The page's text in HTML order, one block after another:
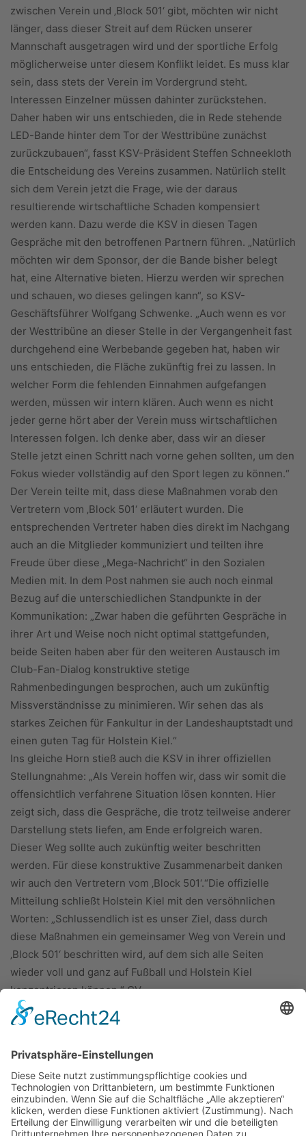
zwischen Verein und ‚Block 501‘ gibt, möchten wir nicht
länger, dass dieser Streit auf dem Rücken unserer
Mannschaft ausgetragen wird und der sportliche Erfolg
möglicherweise unter diesem Konflikt leidet. Es muss klar
sein, dass stets der Verein im Vordergrund steht.
Interessen Einzelner müssen dahinter zurückstehen.
Daher haben wir uns entschieden, die in Rede stehende
LED-Bande hinter dem Tor der Westtribüne zunächst
zurückzubauen“, fasst KSV-Präsident Steffen Schneekloth
die Entscheidung des Vereins zusammen. Natürlich stellt
sich dem Verein jetzt die Frage, wie der daraus
resultierende wirtschaftliche Schaden kompensiert
werden kann. Dazu werde die KSV in diesen Tagen
Gespräche mit den betroffenen Partnern führen. „Natürlich
möchten wir dem Sponsor, der die Bande bisher belegt
hat, eine Alternative bieten. Hierzu werden wir sprechen
und schauen, wo dieses gelingen kann“, so KSV-
Geschäftsführer Wolfgang Schwenke. „Auch wenn es vor
der Westtribüne an dieser Stelle in der Vergangenheit fast
durchgehend eine Werbebande gegeben hat, haben wir
uns entschieden, die Fläche zukünftig frei zu lassen. In
welcher Form die fehlenden Einnahmen aufgefangen
werden, müssen wir intern klären. Auch wenn es nicht
jeder gerne hört aber der Verein muss wirtschaftlichen
Interessen folgen. Ich denke aber, dass wir an dieser
Stelle jetzt einen Schritt nach vorne gehen sollten, um den
Fokus wieder vollständig auf den Sport legen zu können.“
Der Verein teilte mit, dass diese Maßnahmen vorab den
Vertretern vom ‚Block 501‘ erläutert wurden. Die
entsprechenden Vertreter haben dies direkt im Nachgang
auch an die Mitglieder kommuniziert und teilten ihre
Freude über diese „Mega-Nachricht“ in den Sozialen
Medien mit. In dem Post nahmen sie auch noch einmal
Bezug auf die unterschiedlichen Standpunkte in der
Kommunikation: „Zwar haben die geführten Gespräche in
ihrer Art und Weise noch nicht optimal stattgefunden,
beide Seiten haben aber für den weiteren Austausch im
Club-Fan-Dialog konstruktive stetige
Rahmenbedingungen besprochen, auch um zukünftig
Missverständnisse zu minimieren. Wir sehen das als
starkes Zeichen für Fankultur in der Landeshauptstadt und
einen guten Tag für Holstein Kiel.“
Ins gleiche Horn stieß auch die KSV in ihrer offiziellen
Stellungnahme: „Als Verein hoffen wir, dass wir somit die
offensichtlich verfahrene Situation lösen konnten. Hier
zeigt sich, dass die Gespräche, die trotz teilweise anderer
Darstellung stets liefen, am Ende erfolgreich waren.
Dieser Weg sollte auch zukünftig weiter beschritten
werden. Für diese konstruktive Zusammenarbeit danken
wir auch den Vertretern vom ‚Block 501‘.“Die offizielle
Mitteilung schließt Holstein Kiel mit den versöhnlichen
Worten: „Schlussendlich ist es unser Ziel, dass durch
diese Maßnahmen ein gemeinsamer Weg von Verein und
‚Block 501‘ beschritten wird, auf dem sich alle Seiten
wieder voll und ganz auf Fußball und Holstein Kiel
konzentrieren können.“ CV